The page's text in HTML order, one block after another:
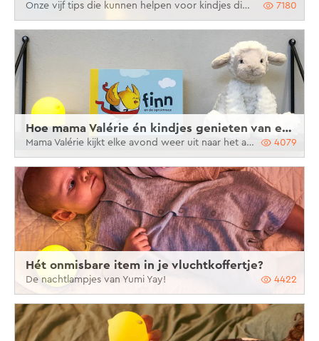
Onze vijf tips die kunnen helpen voor kindjes die bang zijn in het donker 7180
Hoe mama Valérie én kindjes genieten van een avondritueel
Mama Valérie kijkt elke avond weer uit naar het avondritueel met haar drie kindjes 4079
Hét onmisbare item in je vluchtkoffertje?
De nachtlampjes van Yumi Yay! 4422